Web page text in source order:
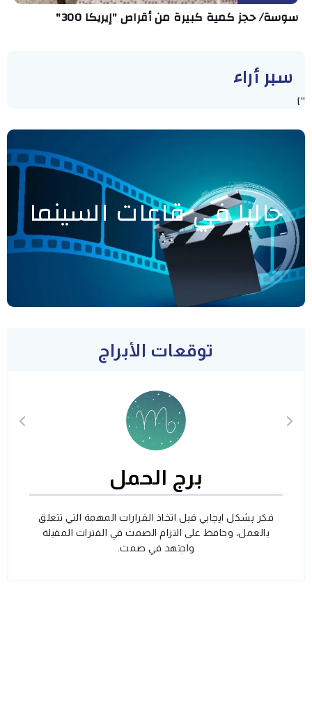
سوسة/ حجز كمية كبيرة من أقراص "إيريكا 300"
سبر أراء
"]
حاليا في قاعات السينما
توقعات الأبراج
برج الحمل
فكر بشكل ايجابي قبل اتخاذ القرارات المهمة التي تتعلق
بالعمل، وحافظ على التزام الصمت في الفترات المقبلة
واجتهد في صمت.